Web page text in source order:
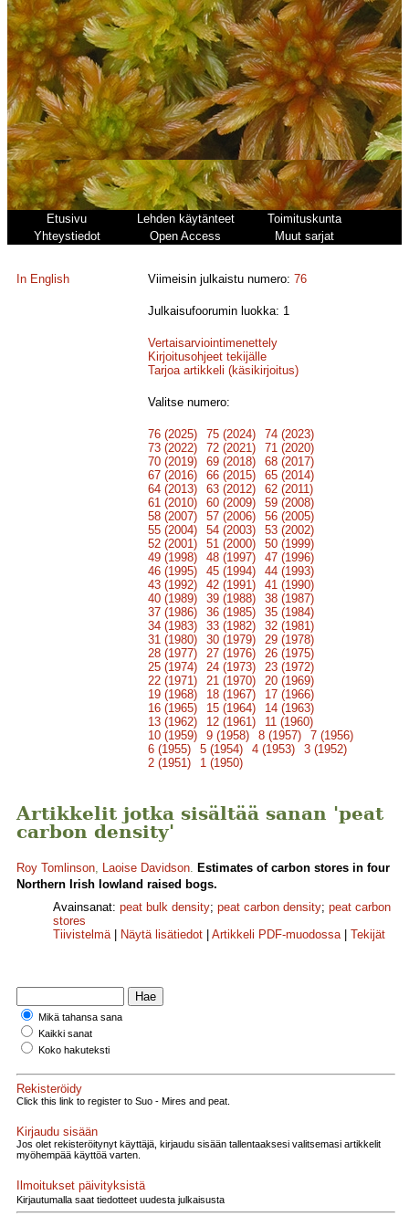
Etusivu Lehden käytänteet
Toimituskunta
Yhteystiedot
Open Access Muut sarjat
In English Viimeisin julkaistu numero:76
Julkaisufoorumin luokka: 1
Vertaisarviointimenettely
Kirjoitusohjeet tekijälle
Tarjoa artikkeli (käsikirjoitus)
Valitse numero:
76 (2025) 75 (2024)
74 (2023)
73 (2022)
72 (2021)
71 (2020)
70 (2019)
69 (2018)
68 (2017)
67 (2016)
66 (2015)
65 (2014)
64 (2013)
63 (2012)
62 (2011)
61 (2010)
60 (2009)
59 (2008)
58 (2007)
57 (2006)
56 (2005)
55 (2004)
54 (2003)
53 (2002)
52 (2001)
51 (2000)
50 (1999)
49 (1998)
48 (1997)
47 (1996)
46 (1995)
45 (1994)
44 (1993)
43 (1992)
42 (1991)
41 (1990)
40 (1989)
39 (1988)
38 (1987)
37 (1986)
36 (1985)
35 (1984)
34 (1983)
33 (1982)
32 (1981)
31 (1980)
30 (1979)
29 (1978)
28 (1977)
27 (1976)
26 (1975)
25 (1974)
24 (1973)
23 (1972)
22 (1971)
21 (1970)
20 (1969)
19 (1968)
18 (1967)
17 (1966)
16 (1965)
15 (1964)
14 (1963)
13 (1962)
12 (1961)
11 (1960)
10 (1959)
9 (1958) 8 (1957)
7 (1956)
6 (1955)
5 (1954) 4 (1953)
3 (1952)
2 (1951)
1 (1950)
Artikkelit jotka sisältää sanan 'peat
carbon density'
Roy Tomlinson, Laoise Davidson. Estimates of carbon stores in four
Northern Irish lowland raised bogs.
Avainsanat: peat bulk density; peat carbon density; peat carbon
stores
Tiivistelmä| Näytä lisätiedot Artikkeli PDF-muodossa| Tekijät
Mikä tahansa sana
Kaikki sanat
Koko hakuteksti
Rekisteröidy
Click this link to register to Suo - Mires and peat.
Kirjaudu sisään
Jos olet rekisteröitynyt käyttäjä, kirjaudu sisään tallentaaksesi valitsemasi artikkelit
myöhempää käyttöä varten.
Ilmoitukset päivityksistä
Kirjautumalla saat tiedotteet uudesta julkaisusta